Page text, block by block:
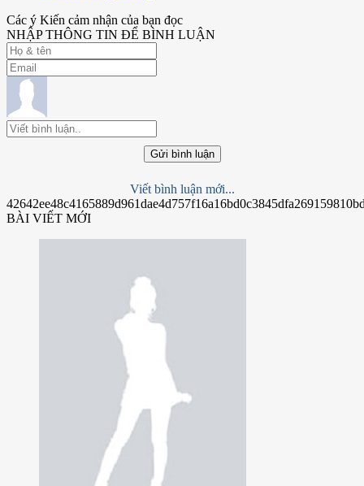
Các ý Kiến cảm nhận của bạn đọc
NHẬP THÔNG TIN ĐỂ BÌNH LUẬN
Gửi bình luận
Viết bình luận mới...
BÀI VIẾT MỚI